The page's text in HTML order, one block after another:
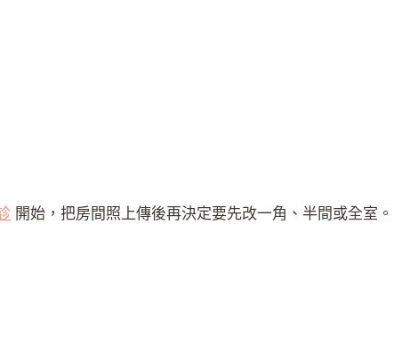
開始，把房間照上傳後再決定要先改一角、半間或全室。